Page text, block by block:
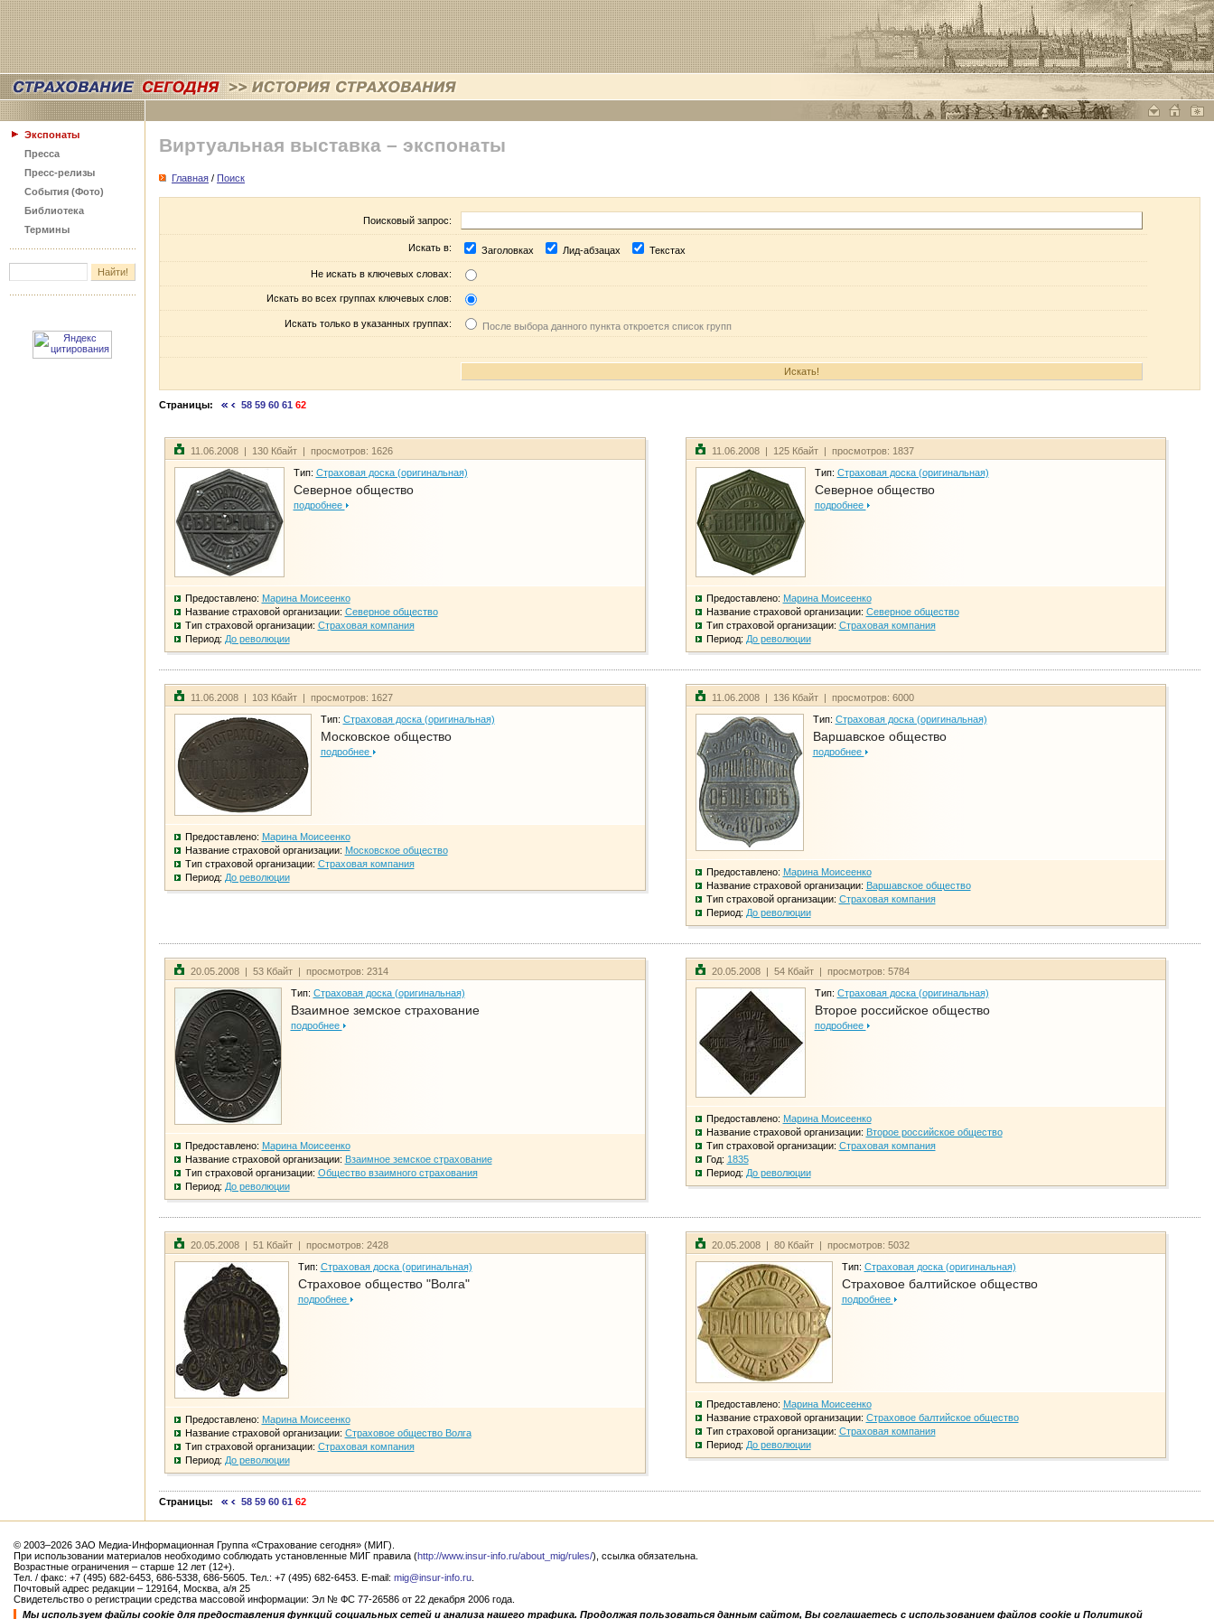
Экспонаты
Пресса
Пресс-релизы
События (Фото)
Библиотека
Термины
Виртуальная выставка – экспонаты
Главная / Поиск
Поисковый запрос:
Искать в: Заголовках Лид-абзацах Текстах
Не искать в ключевых словах:
Искать во всех группах ключевых слов:
Искать только в указанных группах: После выбора данного пункта откроется список групп
Страницы: 58 59 60 61 62
11.06.2008 | 130 Кбайт | просмотров: 1626
Тип: Страховая доска (оригинальная)
Северное общество
подробнее
Предоставлено: Марина Моисеенко
Название страховой организации: Северное общество
Тип страховой организации: Страховая компания
Период: До революции
11.06.2008 | 125 Кбайт | просмотров: 1837
Тип: Страховая доска (оригинальная)
Северное общество
подробнее
Предоставлено: Марина Моисеенко
Название страховой организации: Северное общество
Тип страховой организации: Страховая компания
Период: До революции
11.06.2008 | 103 Кбайт | просмотров: 1627
Тип: Страховая доска (оригинальная)
Московское общество
подробнее
Предоставлено: Марина Моисеенко
Название страховой организации: Московское общество
Тип страховой организации: Страховая компания
Период: До революции
11.06.2008 | 136 Кбайт | просмотров: 6000
Тип: Страховая доска (оригинальная)
Варшавское общество
подробнее
Предоставлено: Марина Моисеенко
Название страховой организации: Варшавское общество
Тип страховой организации: Страховая компания
Период: До революции
20.05.2008 | 53 Кбайт | просмотров: 2314
Тип: Страховая доска (оригинальная)
Взаимное земское страхование
подробнее
Предоставлено: Марина Моисеенко
Название страховой организации: Взаимное земское страхование
Тип страховой организации: Общество взаимного страхования
Период: До революции
20.05.2008 | 54 Кбайт | просмотров: 5784
Тип: Страховая доска (оригинальная)
Второе российское общество
подробнее
Предоставлено: Марина Моисеенко
Название страховой организации: Второе российское общество
Тип страховой организации: Страховая компания
Год: 1835
Период: До революции
20.05.2008 | 51 Кбайт | просмотров: 2428
Тип: Страховая доска (оригинальная)
Страховое общество "Волга"
подробнее
Предоставлено: Марина Моисеенко
Название страховой организации: Страховое общество Волга
Тип страховой организации: Страховая компания
Период: До революции
20.05.2008 | 80 Кбайт | просмотров: 5032
Тип: Страховая доска (оригинальная)
Страховое балтийское общество
подробнее
Предоставлено: Марина Моисеенко
Название страховой организации: Страховое балтийское общество
Тип страховой организации: Страховая компания
Период: До революции
Страницы: 58 59 60 61 62
© 2003–2026 ЗАО Медиа-Информационная Группа «Страхование сегодня» (МИГ).
При использовании материалов необходимо соблюдать установленные МИГ правила (http://www.insur-info.ru/about_mig/rules/), ссылка обязательна.
Возрастные ограничения – старше 12 лет (12+).
Тел. / факс: +7 (495) 682-6453, 686-5338, 686-5605. Тел.: +7 (495) 682-6453. E-mail: mig@insur-info.ru
Почтовый адрес редакции – 129164, Москва, а/я 25
Свидетельство о регистрации средства массовой информации: Эл № ФС 77-26586 от 22 декабря 2006 года.
Мы используем файлы cookie для предоставления функций социальных сетей и анализа нашего трафика. Продолжая пользоваться данным сайтом, Вы соглашаетесь с использованием файлов cookie и Политикой